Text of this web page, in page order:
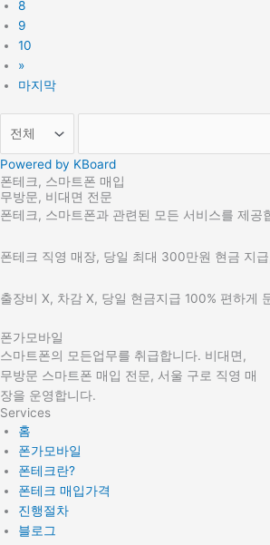
8
9
10
»
마지막
Powered by KBoard
폰테크, 스마트폰 매입
무방문, 비대면 전문
폰테크, 스마트폰과 관련된 모든 서비스를 제공
폰테크 직영 매장, 당일 최대 300만원 현금 지
출장비 X, 차감 X, 당일 현금지급 100% 편하게
폰가모바일
스마트폰의 모든업무를 취급합니다. 비대면,
무방문 스마트폰 매입 전문, 서울 구로 직영 매
장을 운영합니다.
Services
홈
폰가모바일
폰테크란?
폰테크 매입가격
진행절차
블로그